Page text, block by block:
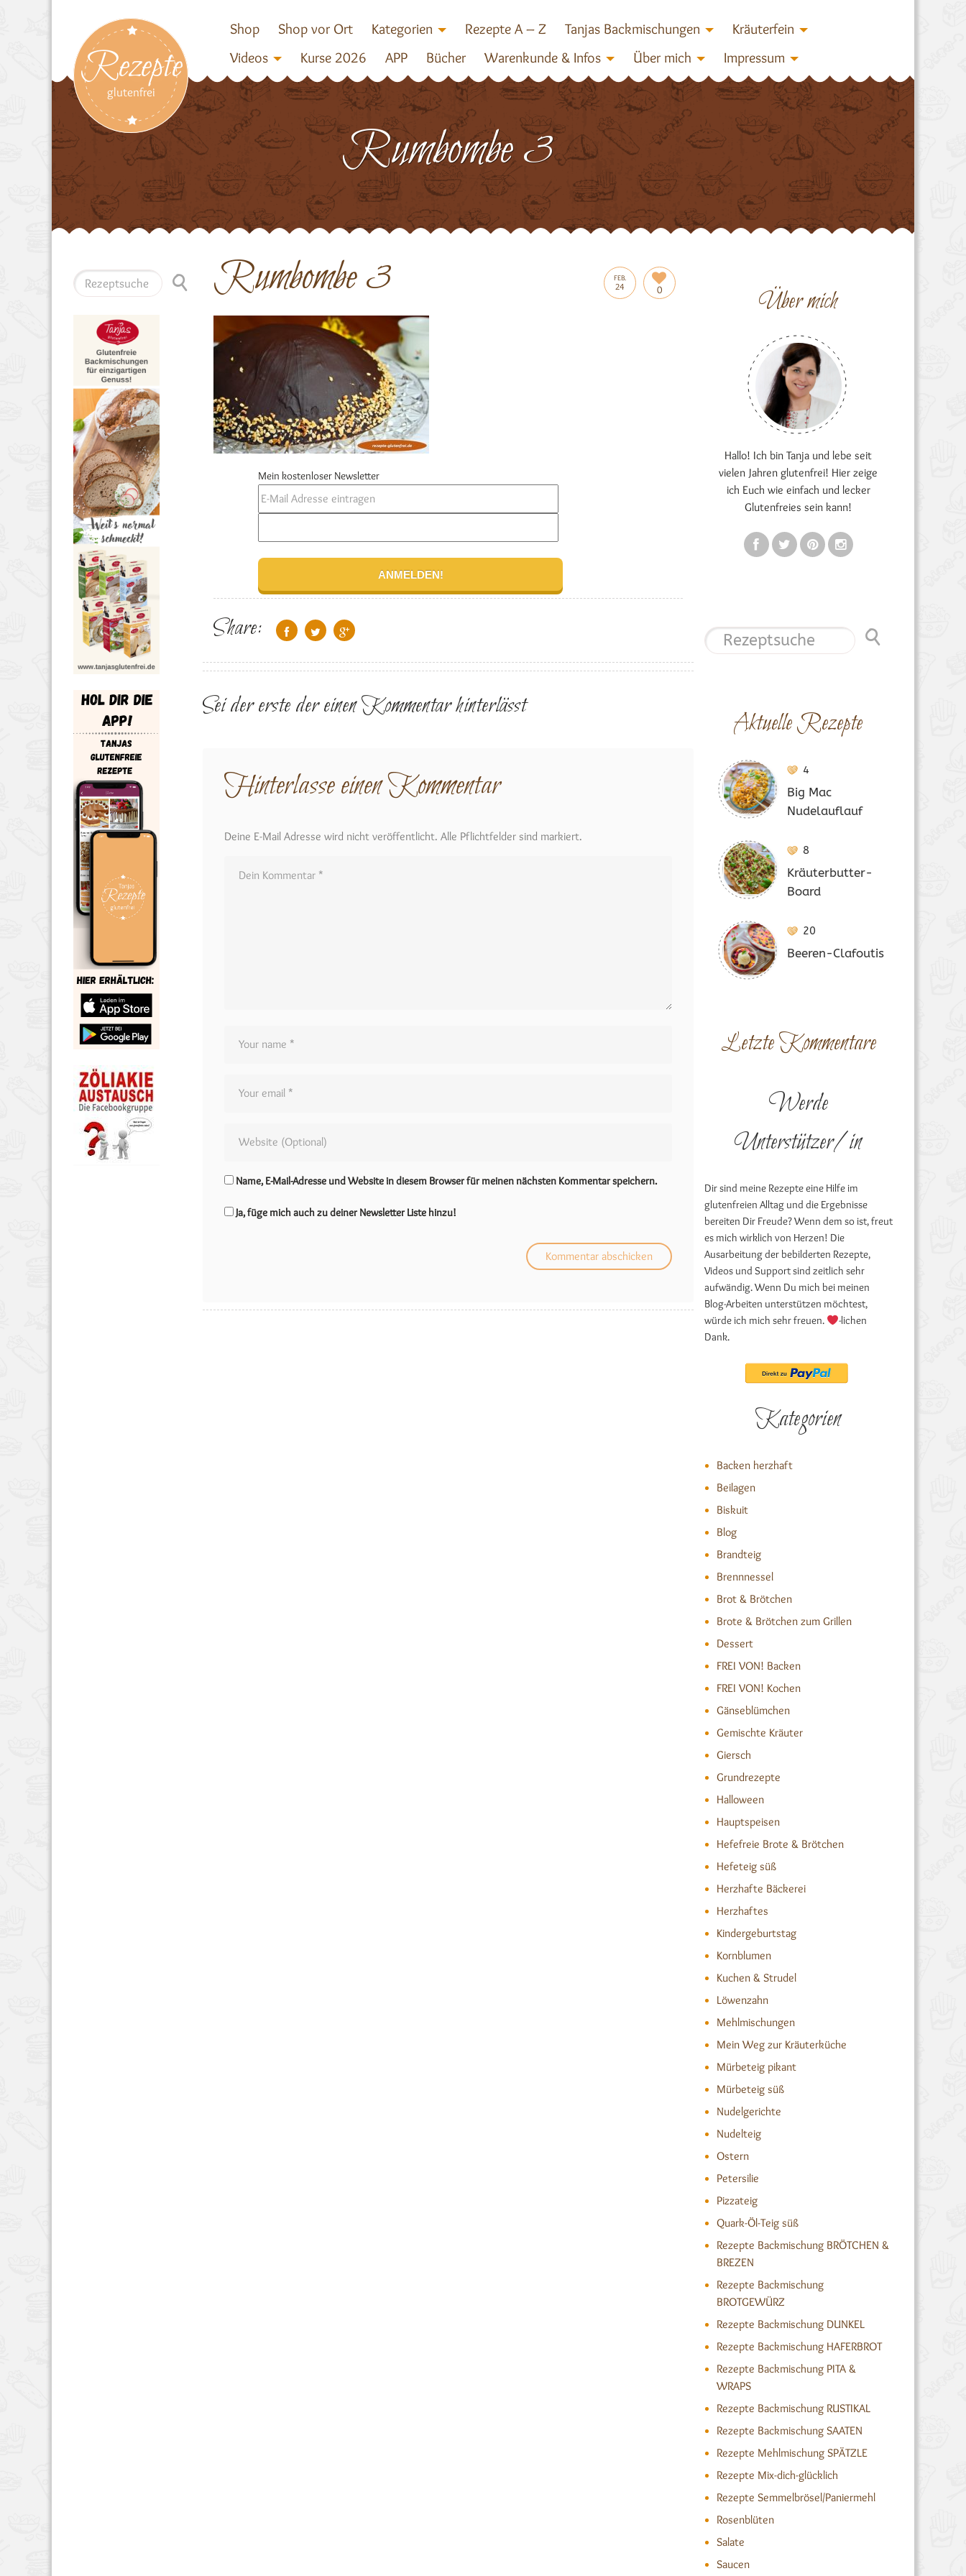
Rezepte
glutenfrei
Shop Shop vor Ort Kategorien Rezepte A – Z Tanjas Backmischungen
Kräuterfein
Videos
Kurse 2026 APP Bücher Warenkunde & Infos Über mich Impressum
Rumbombe 3
FEB.
24 0
Rumbombe 3
Mein kostenloser Newsletter
Share:
Sei der erste der einen Kommentar hinterlässt
Hinterlasse einen Kommentar
Deine E-Mail Adresse wird nicht veröffentlicht. Alle Pflichtfelder sind markiert.
Name, E-Mail-Adresse und Website in diesem Browser für meinen nächsten Kommentar speichern.
Ja, füge mich auch zu deiner Newsletter Liste hinzu!
Über mich
Hallo! Ich bin Tanja und lebe seit
vielen Jahren glutenfrei! Hier zeige
ich Euch wie einfach und lecker
Glutenfreies sein kann!
Aktuelle Rezepte
4
Big Mac
Nudelauflauf
8
Kräuterbutter-
Board
20
Beeren-Clafoutis
Letzte Kommentare
Werde
Unterstützer/in
Dir sind meine Rezepte eine Hilfe im
glutenfreien Alltag und die Ergebnisse
bereiten Dir Freude? Wenn dem so ist, freut
es mich wirklich von Herzen! Die
Ausarbeitung der bebilderten Rezepte,
Videos und Support sind zeitlich sehr
aufwändig. Wenn Du mich bei meinen
Blog-Arbeiten unterstützen möchtest,
würde ich mich sehr freuen.
-lichen
Dank.
Kategorien
Backen herzhaft
Beilagen
Biskuit
Blog
Brandteig
Brennnessel
Brot & Brötchen
Brote & Brötchen zum Grillen
Dessert
FREI VON! Backen
FREI VON! Kochen
Gänseblümchen
Gemischte Kräuter
Giersch
Grundrezepte
Halloween
Hauptspeisen
Hefefreie Brote & Brötchen
Hefeteig süß
Herzhafte Bäckerei
Herzhaftes
Kindergeburtstag
Kornblumen
Kuchen & Strudel
Löwenzahn
Mehlmischungen
Mein Weg zur Kräuterküche
Mürbeteig pikant
Mürbeteig süß
Nudelgerichte
Nudelteig
Ostern
Petersilie
Pizzateig
Quark-Öl-Teig süß
Rezepte Backmischung BRÖTCHEN &
BREZEN
Rezepte Backmischung
BROTGEWÜRZ
Rezepte Backmischung DUNKEL
Rezepte Backmischung HAFERBROT
Rezepte Backmischung PITA &
WRAPS
Rezepte Backmischung RUSTIKAL
Rezepte Backmischung SAATEN
Rezepte Mehlmischung SPÄTZLE
Rezepte Mix-dich-glücklich
Rezepte Semmelbrösel/Paniermehl
Rosenblüten
Salate
Saucen